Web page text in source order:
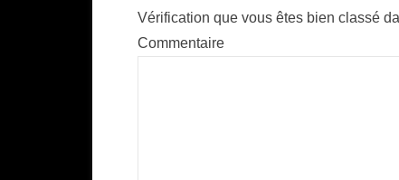
Vérification que vous êtes bien classé
Commentaire